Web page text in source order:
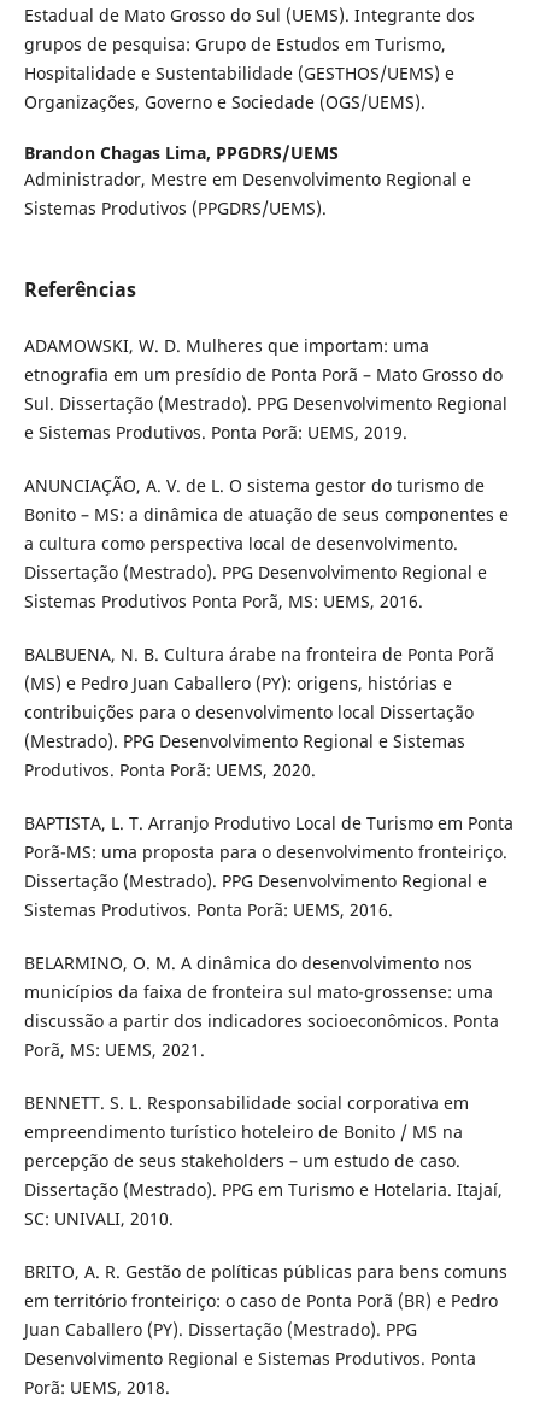
Estadual de Mato Grosso do Sul (UEMS). Integrante dos
grupos de pesquisa: Grupo de Estudos em Turismo,
Hospitalidade e Sustentabilidade (GESTHOS/UEMS) e
Organizações, Governo e Sociedade (OGS/UEMS).
Brandon Chagas Lima, PPGDRS/UEMS
Administrador, Mestre em Desenvolvimento Regional e
Sistemas Produtivos (PPGDRS/UEMS).
Referências
ADAMOWSKI, W. D. Mulheres que importam: uma
etnografia em um presídio de Ponta Porã – Mato Grosso do
Sul. Dissertação (Mestrado). PPG Desenvolvimento Regional
e Sistemas Produtivos. Ponta Porã: UEMS, 2019.
ANUNCIAÇÃO, A. V. de L. O sistema gestor do turismo de
Bonito – MS: a dinâmica de atuação de seus componentes e
a cultura como perspectiva local de desenvolvimento.
Dissertação (Mestrado). PPG Desenvolvimento Regional e
Sistemas Produtivos Ponta Porã, MS: UEMS, 2016.
BALBUENA, N. B. Cultura árabe na fronteira de Ponta Porã
(MS) e Pedro Juan Caballero (PY): origens, histórias e
contribuições para o desenvolvimento local Dissertação
(Mestrado). PPG Desenvolvimento Regional e Sistemas
Produtivos. Ponta Porã: UEMS, 2020.
BAPTISTA, L. T. Arranjo Produtivo Local de Turismo em Ponta
Porã-MS: uma proposta para o desenvolvimento fronteiriço.
Dissertação (Mestrado). PPG Desenvolvimento Regional e
Sistemas Produtivos. Ponta Porã: UEMS, 2016.
BELARMINO, O. M. A dinâmica do desenvolvimento nos
municípios da faixa de fronteira sul mato-grossense: uma
discussão a partir dos indicadores socioeconômicos. Ponta
Porã, MS: UEMS, 2021.
BENNETT. S. L. Responsabilidade social corporativa em
empreendimento turístico hoteleiro de Bonito / MS na
percepção de seus stakeholders – um estudo de caso.
Dissertação (Mestrado). PPG em Turismo e Hotelaria. Itajaí,
SC: UNIVALI, 2010.
BRITO, A. R. Gestão de políticas públicas para bens comuns
em território fronteiriço: o caso de Ponta Porã (BR) e Pedro
Juan Caballero (PY). Dissertação (Mestrado). PPG
Desenvolvimento Regional e Sistemas Produtivos. Ponta
Porã: UEMS, 2018.